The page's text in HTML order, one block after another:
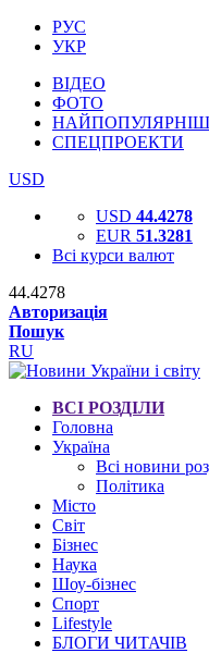
РУС
УКР
ВІДЕО
ФОТО
СПЕЦПРОЕКТИ
USD
USD 44.4278
EUR 51.3281
Всі курси валют
44.4278
Авторизація
Пошук
RU
ВСІ РОЗДІЛИ
Головна
Україна
Всі новини
Політика
Місто
Світ
Бізнес
Наука
Шоу-бізнес
Спорт
Lifestyle
БЛОГИ ЧИТАЧІВ